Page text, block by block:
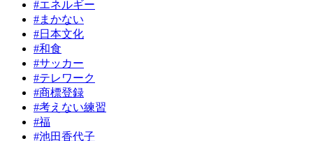
#エネルギー
#まかない
#日本文化
#和食
#サッカー
#テレワーク
#商標登録
#考えない練習
#福
#池田香代子